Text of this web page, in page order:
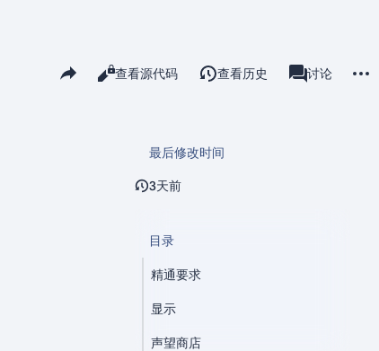
分享此页面
查看阅读
查看源代码 查看历史 associated-
页面
讨论
最后修改时间
3天前
目录
精通要求
显示
声望商店